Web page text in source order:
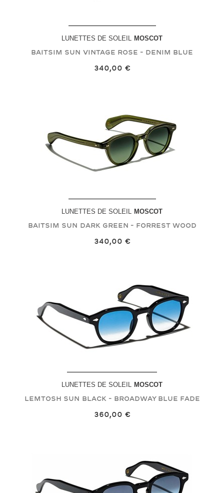
LUNETTES DE SOLEIL MOSCOT
BAITSIM SUN Vintage Rose - Denim Blue
340,00 €
LUNETTES DE SOLEIL MOSCOT
BAITSIM SUN Dark Green - Forrest Wood
340,00 €
LUNETTES DE SOLEIL MOSCOT
LEMTOSH SUN Black - Broadway Blue Fade
360,00 €